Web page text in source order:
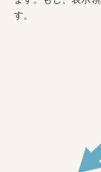
す。